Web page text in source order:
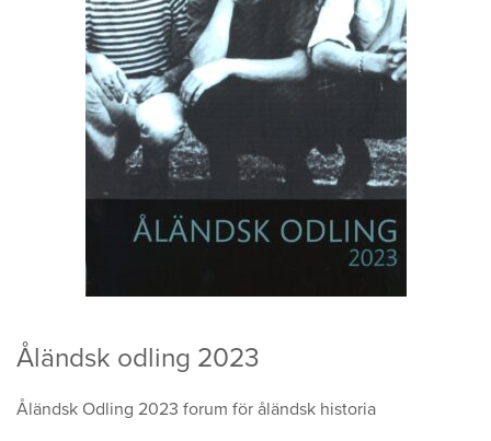
Åländsk odling 2023
Åländsk Odling 2023 forum för åländsk historia